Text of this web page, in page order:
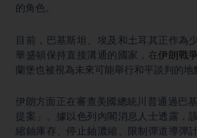
的角色。
目前，巴基斯坦、埃及和土耳其正作為
華盛頓保持直接溝通的國家，在伊朗戰爭
蘭堡也被視為未來可能舉行和平談判的地
伊朗方面正在審查美國總統川普通過巴
提案」。據以色列內閣消息人士透露，
縮鈾庫存、停止鈾濃縮、限制彈道導彈